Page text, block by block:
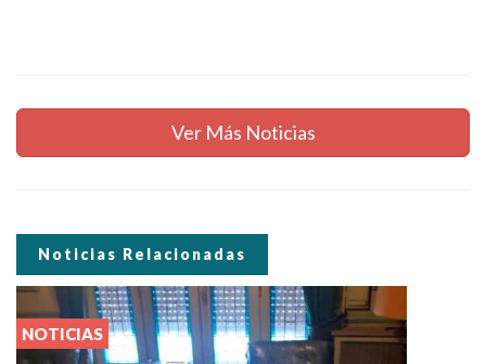
Ver Más Noticias
Noticias Relacionadas
NOTICIAS